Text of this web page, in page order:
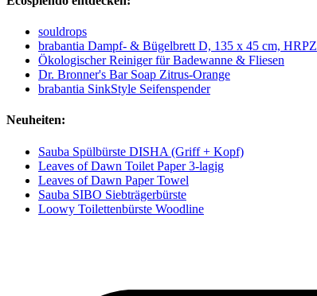
souldrops
brabantia Dampf- & Bügelbrett D, 135 x 45 cm, HRPZ
Ökologischer Reiniger für Badewanne & Fliesen
Dr. Bronner's Bar Soap Zitrus-Orange
brabantia SinkStyle Seifenspender
Neuheiten:
Sauba Spülbürste DISHA (Griff + Kopf)
Leaves of Dawn Toilet Paper 3-lagig
Leaves of Dawn Paper Towel
Sauba SIBO Siebträgerbürste
Loowy Toilettenbürste Woodline